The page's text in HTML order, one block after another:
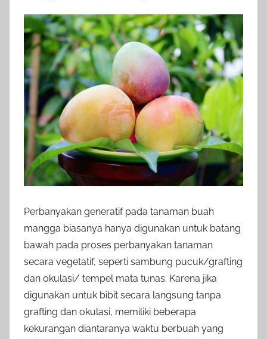
Perbanyakan generatif pada tanaman buah
mangga biasanya hanya digunakan untuk batang
bawah pada proses perbanyakan tanaman
secara vegetatif, seperti sambung pucuk/grafting
dan okulasi/ tempel mata tunas. Karena jika
digunakan untuk bibit secara langsung tanpa
grafting dan okulasi, memiliki beberapa
kekurangan diantaranya waktu berbuah yang